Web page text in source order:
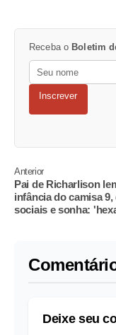
Receba o Boletim
Inscrever
Anterior
Pai de Richarlison
infância do camisa 9,
sociais e sonha:
Deixe seu